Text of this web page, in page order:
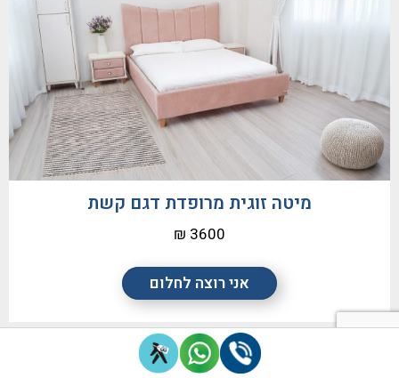
אני רוצה לחלום
מיטה זוגית מרופדת דגם קשת
3600 ₪